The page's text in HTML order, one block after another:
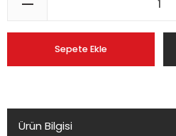
Sepete Ekle
Ürün Bilgisi